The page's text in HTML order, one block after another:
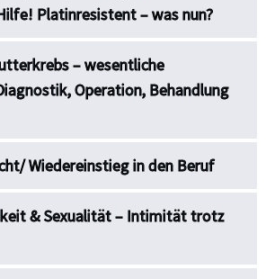
Platinresistent – was nun?
– wesentliche
Operation, Behandlung
Wiedereinstieg in den Beruf
& Sexualität – Intimität trotz